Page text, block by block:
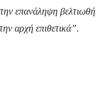
επανάληψη
αρχή επιθετικά”.